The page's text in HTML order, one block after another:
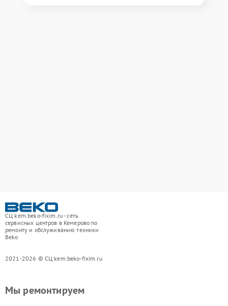
СЦ kem.beko-fixim.ru - сеть
сервисных центров в Кемерово по
ремонту и обслуживанию техники
Beko
2021-2026 © СЦ kem.beko-fixim.ru
Мы ремонтируем